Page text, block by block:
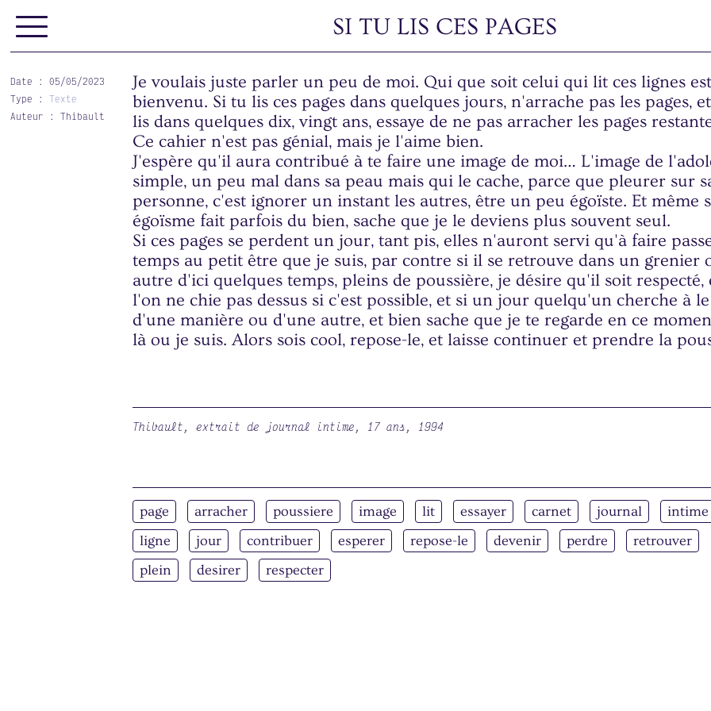
SI TU LIS CES PAGES
Date :05/05/2023
Type :Texte
Auteur :Thibault
Je voulais juste parler un peu de moi. Qui que soit celui qui lit ces lignes
bienvenu. Si tu lis ces pages dans quelques jours, n'arrache pas les pages,
lis dans quelques dix, vingt ans, essaye de ne pas arracher les pages
Ce cahier n'est pas génial, mais je l'aime bien.
J'espère qu'il aura contribué à te faire une image de moi… L'image de
simple, un peu mal dans sa peau mais qui le cache, parce que pleurer sur
personne, c'est ignorer un instant les autres, être un peu égoïste. Et même
égoïsme fait parfois du bien, sache que je le deviens plus souvent seul.
Si ces pages se perdent un jour, tant pis, elles n'auront servi qu'à faire
temps au petit être que je suis, par contre si il se retrouve dans un grenier
autre d'ici quelques temps, pleins de poussière, je désire qu'il soit respecté,
l'on ne chie pas dessus si c'est possible, et si un jour quelqu'un cherche à
d'une manière ou d'une autre, et bien sache que je te regarde en ce
là ou je suis. Alors sois cool, repose-le, et laisse continuer et prendre la
Thibault, extrait de journal intime, 17 ans, 1994
page arracher poussiere image lit essayer carnet journal
intime
ligne
jour contribuer esperer repose-le devenir perdre
retrouver
plein
desirer respecter